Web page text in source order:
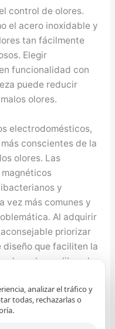
control de olores.
el acero inoxidable y
tan fácilmente
Elegir
funcionalidad con
puede reducir
olores.
electrodomésticos,
conscientes de la
olores. Las
y
vez más comunes y
Al adquirir
priorizar
que faciliten la
un hogar libre de
malos olores
analizar el tráfico y
todas, rechazarlas o